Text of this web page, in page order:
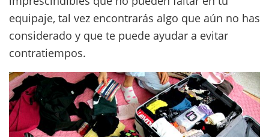
equipaje, tal vez encontrarás algo que aún no has
considerado y que te puede ayudar a evitar
contratiempos.